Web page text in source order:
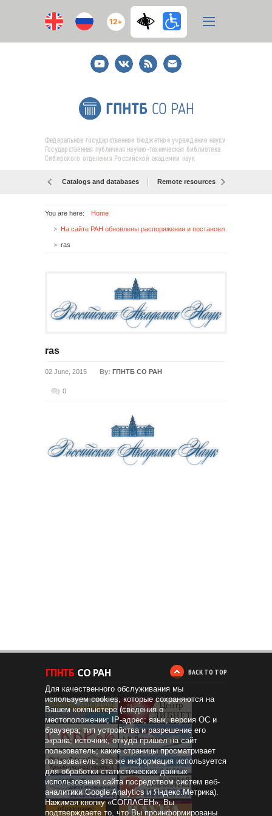
12+
YoutubeВКонтакте
RSS
E-
mail
подписка
Федеральное государственное бюджетное учреждение науки
Государственная публичная научно-техническая библиотека
Сибирского отделения Российской академии наук
Catalogs and databases Remote resources
You are here: Home
ras
ras
02 June, 2015 By: ГПНТБ СО РАН
0
BACK TO TOP
Дистанционное
образование
Для качественного обслуживания мы
используем cookies, которые сохраняются на
Вашем компьютере (сведения о
местоположении; IP-адрес; язык, версия ОС и
браузера; тип устройства и разрешение его
экрана; источник, откуда пришел на сайт
пользователь; какие страницы просматривает
пользователь; эта же информация используется
для обработки статистических данных
использования сайта посредством систем веб-
аналитики Google Analytics и Яндекс.Метрика).
Нажимая кнопку «СОГЛАСЕН», Вы
подтверждаете то, что Вы проинформированы